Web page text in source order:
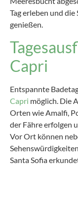
Tag erleben und
genießen.
Capri
Entspannte
Capri möglich. Die
Orten wie Amalfi,
der Fähre erfolgen
Vor Ort können
Santa Sofia